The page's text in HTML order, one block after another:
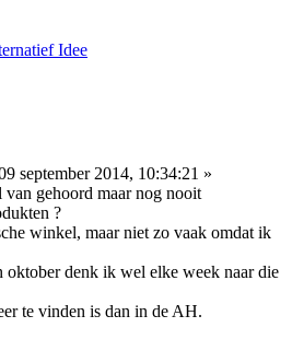
september 2014, 10:34:21 »
gehoord maar nog nooit
?
winkel, maar niet zo vaak omdat ik
denk ik wel elke week naar die
te vinden is dan in de AH.